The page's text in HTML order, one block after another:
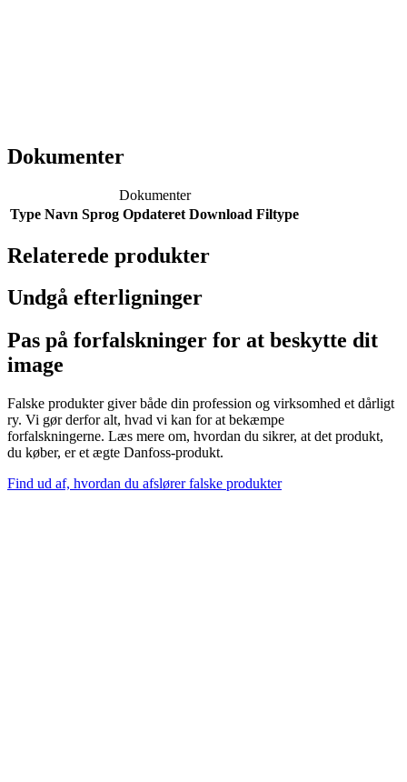
Dokumenter
Dokumenter
Type Navn Sprog Opdateret Download Filtype
Relaterede produkter
Undgå efterligninger
Pas på forfalskninger for at beskytte dit
image
Falske produkter giver både din profession og virksomhed et dårligt
ry. Vi gør derfor alt, hvad vi kan for at bekæmpe
forfalskningerne. Læs mere om, hvordan du sikrer, at det produkt,
du køber, er et ægte Danfoss-produkt.
Find ud af, hvordan du afslører falske produkter